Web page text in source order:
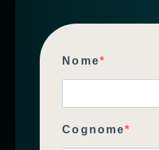
stress è una
fisiologica che
Nome
Cognome